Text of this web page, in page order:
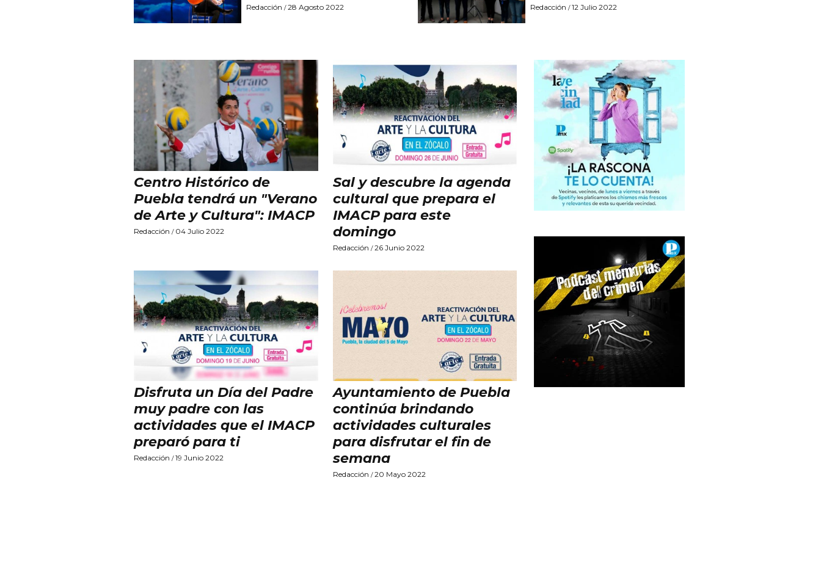
Redacción /28 Agosto 2022 Redacción /12 Julio 2022
Centro Histórico de
Puebla tendrá un "Verano
de Arte y Cultura": IMACP
Redacción / 04 Julio 2022
Sal y descubre la agenda
cultural que prepara el
IMACP para este
domingo
Redacción /26 Junio 2022
Disfruta un Día del Padre
muy padre con las
actividades que el IMACP
preparó para ti
Redacción /19 Junio 2022
Ayuntamiento de Puebla
continúa brindando
actividades culturales
para disfrutar el fin de
semana
Redacción /20 Mayo 2022